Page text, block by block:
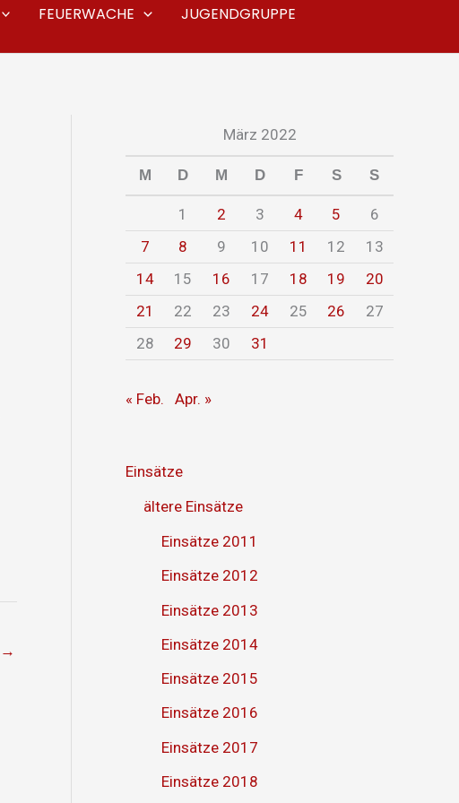
FEUERWACHE
JUGENDGRUPPE
→
März 2022
M D M D F S S
1 2 3 4 5
6
7
8 9 10 11 12
13
14
15 16 17 18 19
20
21
22 23 24 25 26
27
28
29 30 31
« Feb. Apr. »
Einsätze
ältere Einsätze
Einsätze 2011
Einsätze 2012
Einsätze 2013
Einsätze 2014
Einsätze 2015
Einsätze 2016
Einsätze 2017
Einsätze 2018